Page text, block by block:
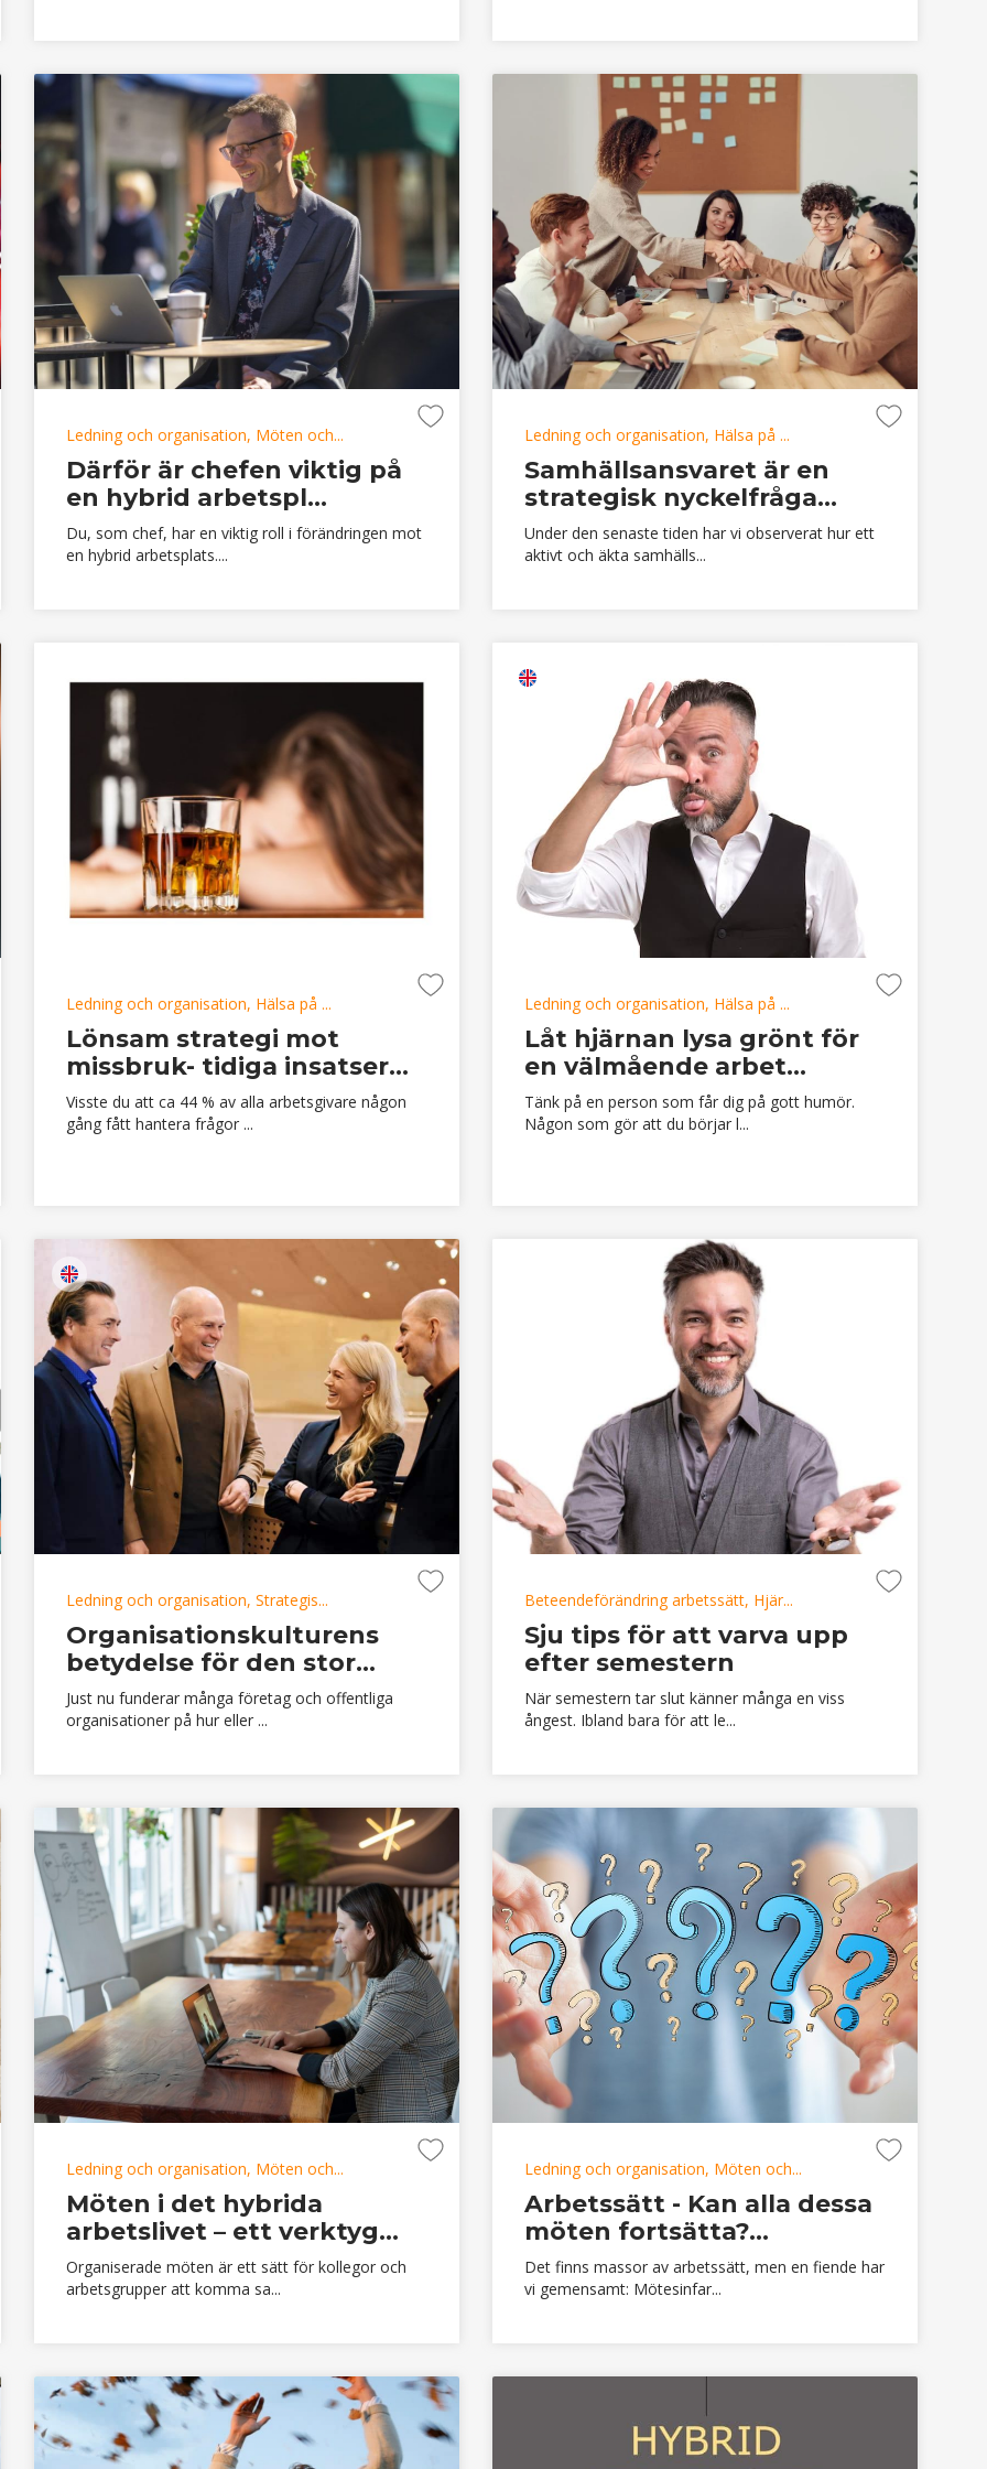
Ledning och organisation, Möten och...
Därför är chefen viktig på
en hybrid arbetspl...
Du, som chef, har en viktig roll i förändringen mot
en hybrid arbetsplats....
Ledning och organisation, Hälsa på ...
Samhällsansvaret är en
strategisk nyckelfråga...
Under den senaste tiden har vi observerat hur ett
aktivt och äkta samhälls...
Ledning och organisation, Hälsa på ...
Lönsam strategi mot
missbruk- tidiga insatser...
Visste du att ca 44 % av alla arbetsgivare någon
gång fått hantera frågor ...
Ledning och organisation, Hälsa på ...
Låt hjärnan lysa grönt för
en välmående arbet...
Tänk på en person som får dig på gott humör.
Någon som gör att du börjar l...
Ledning och organisation, Strategis...
Organisationskulturens
betydelse för den stor...
Just nu funderar många företag och offentliga
organisationer på hur eller ...
finns på engelska
Beteendeförändring arbetssätt, Hjär...
Sju tips för att varva upp
efter semestern
När semestern tar slut känner många en viss
ångest. Ibland bara för att le...
Ledning och organisation, Möten och...
Möten i det hybrida
arbetslivet – ett verktyg...
Organiserade möten är ett sätt för kollegor och
arbetsgrupper att komma sa...
Ledning och organisation, Möten och...
Arbetssätt - Kan alla dessa
möten fortsätta?...
Det finns massor av arbetssätt, men en fiende har
vi gemensamt: Mötesinfar...